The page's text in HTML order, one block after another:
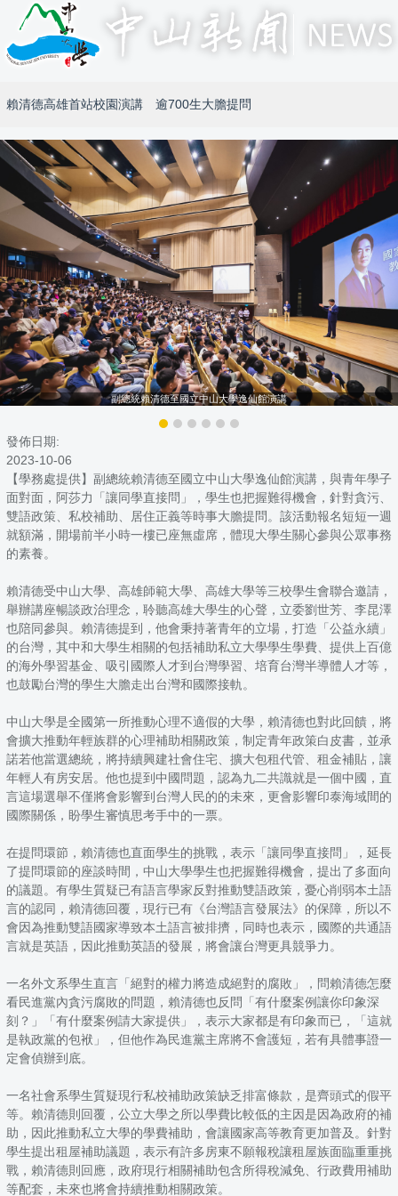
賴清德高雄首站校園演講 逾700生大膽提問
副總統賴清德至國立中山大學逸仙館演講
發佈日期:
2023-10-06
【學務處提供】副總統賴清德至國立中山大學逸仙館演講，與青年學子
面對面，阿莎力「讓同學直接問」，學生也把握難得機會，針對貪污、
雙語政策、私校補助、居住正義等時事大膽提問。該活動報名短短一週
就額滿，開場前半小時一樓已座無虛席，體現大學生關心參與公眾事務
的素養。
賴清德受中山大學、高雄師範大學、高雄大學等三校學生會聯合邀請，
舉辦講座暢談政治理念，聆聽高雄大學生的心聲，立委劉世芳、李昆澤
也陪同參與。賴清德提到，他會秉持著青年的立場，打造「公益永續」
的台灣，其中和大學生相關的包括補助私立大學學生學費、提供上百億
的海外學習基金、吸引國際人才到台灣學習、培育台灣半導體人才等，
也鼓勵台灣的學生大膽走出台灣和國際接軌。
中山大學是全國第一所推動心理不適假的大學，賴清德也對此回饋，將
會擴大推動年輕族群的心理補助相關政策，制定青年政策白皮書，並承
諾若他當選總統，將持續興建社會住宅、擴大包租代管、租金補貼，讓
年輕人有房安居。他也提到中國問題，認為九二共識就是一個中國，直
言這場選舉不僅將會影響到台灣人民的的未來，更會影響印泰海域間的
國際關係，盼學生審慎思考手中的一票。
在提問環節，賴清德也直面學生的挑戰，表示「讓同學直接問」，延長
了提問環節的座談時間，中山大學學生也把握難得機會，提出了多面向
的議題。有學生質疑已有語言學家反對推動雙語政策，憂心削弱本土語
言的認同，賴清德回覆，現行已有《台灣語言發展法》的保障，所以不
會因為推動雙語國家導致本土語言被排擠，同時也表示，國際的共通語
言就是英語，因此推動英語的發展，將會讓台灣更具競爭力。
一名外文系學生直言「絕對的權力將造成絕對的腐敗」，問賴清德怎麼
看民進黨內貪污腐敗的問題，賴清德也反問「有什麼案例讓你印象深
刻？」「有什麼案例請大家提供」，表示大家都是有印象而已，「這就
是執政黨的包袱」，但他作為民進黨主席將不會護短，若有具體事證一
定會偵辦到底。
一名社會系學生質疑現行私校補助政策缺乏排富條款，是齊頭式的假平
等。賴清德則回覆，公立大學之所以學費比較低的主因是因為政府的補
助，因此推動私立大學的學費補助，會讓國家高等教育更加普及。針對
學生提出租屋補助議題，表示有許多房東不願報稅讓租屋族面臨重重挑
戰，賴清德則回應，政府現行相關補助包含所得稅減免、行政費用補助
等配套，未來也將會持續推動相關政策。